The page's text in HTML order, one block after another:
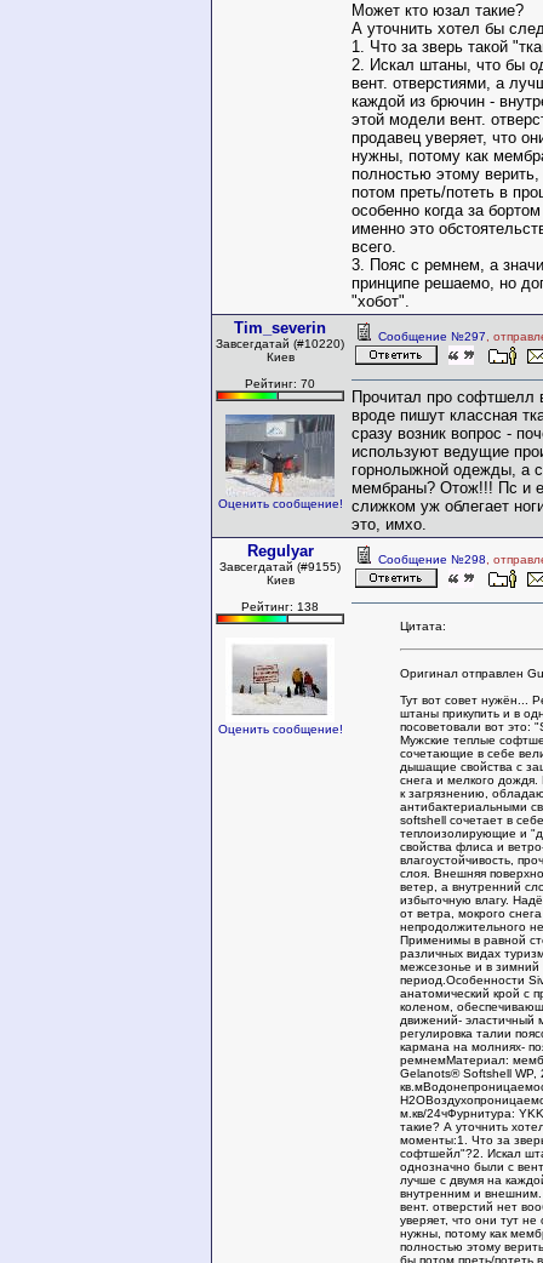
Может кто юзал такие?
А уточнить хотел бы
1. Что за зверь такой
2. Искал штаны, что бы
вент. отверстиями, а
каждой из брючин -
этой модели вент.
продавец уверяет, что
нужны, потому как
полностью этому
потом преть/потеть в
особенно когда за
именно это
всего.
3. Пояс с ремнем, а
принципе решаемо, но
"хобот".
Tim_severin
Завсегдатай (#10220)
Киев
Рейтинг: 70
Оценить сообщение!
Сообщение №297 ,
Прочитал про софтшелл
вроде пишут классная
сразу возник вопрос -
используют ведущие
горнолыжной одежды, а
мембраны? Отож!!! Пс и
слижком уж облегает
это, имхо.
Regulyar
Завсегдатай (#9155)
Киев
Рейтинг: 138
Оценить сообщение!
Сообщение №298 ,
Цитата:
Оригинал отправлен
Тут вот совет нужён...
штаны прикупить и в
посоветовали вот это:
Мужские теплые
сочетающие в себе
дышащие свойства с
снега и мелкого
к загрязнению,
антибактериальными
softshell сочетает в себе
теплоизолирующие и
свойства флиса и
влагоустойчивость,
слоя. Внешняя
ветер, а внутренний
избыточную влагу.
от ветра, мокрого
непродолжительного
Применимы в равной
различных видах
межсезонье и в зимний
период.Особенности
анатомический крой с
коленом,
движений- эластичный
регулировка талии
кармана на молниях-
ремнемМатериал:
Gelanots® Softshell WP,
м.кв/24чФурнитура:
такие? А уточнить
моменты:1. Что за
софтшейл"?2. Искал
однозначно были с
лучше с двумя на
внутренним и
вент. отверстий нет
уверяет, что они тут
нужны, потому как
полностью этому
бы потом преть/потеть